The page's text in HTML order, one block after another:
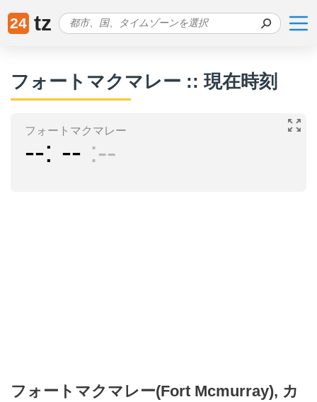
24 tz
フォートマクマレー :: 現在時刻
フォートマクマレー
-- -- --
フォートマクマレー(Fort Mcmurray), カ